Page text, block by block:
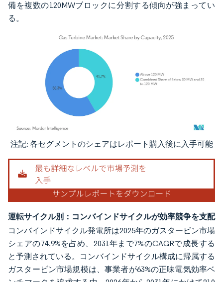
備を複数の120MWブロックに分割する傾向が強まってい
る。
画像 © Mordor Intelligence。再利用にはCC BY 4.0の表示が必要です。
注記: 各セグメントのシェアはレポート購入後に入手可能
運転サイクル別：コンバインドサイクルが効率競争を支配
コンバインドサイクル発電所は2025年のガスタービン市場
シェアの74.9%を占め、2031年まで7%のCAGRで成長する
と予測されている。コンバインドサイクル構成に帰属する
ガスタービン市場規模は、事業者が63%の正味電気効率ベ